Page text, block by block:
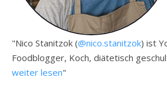
"Nico Stanitzok (@nico.stanitzok) ist
Foodblogger, Koch, diätetisch
weiter lesen"